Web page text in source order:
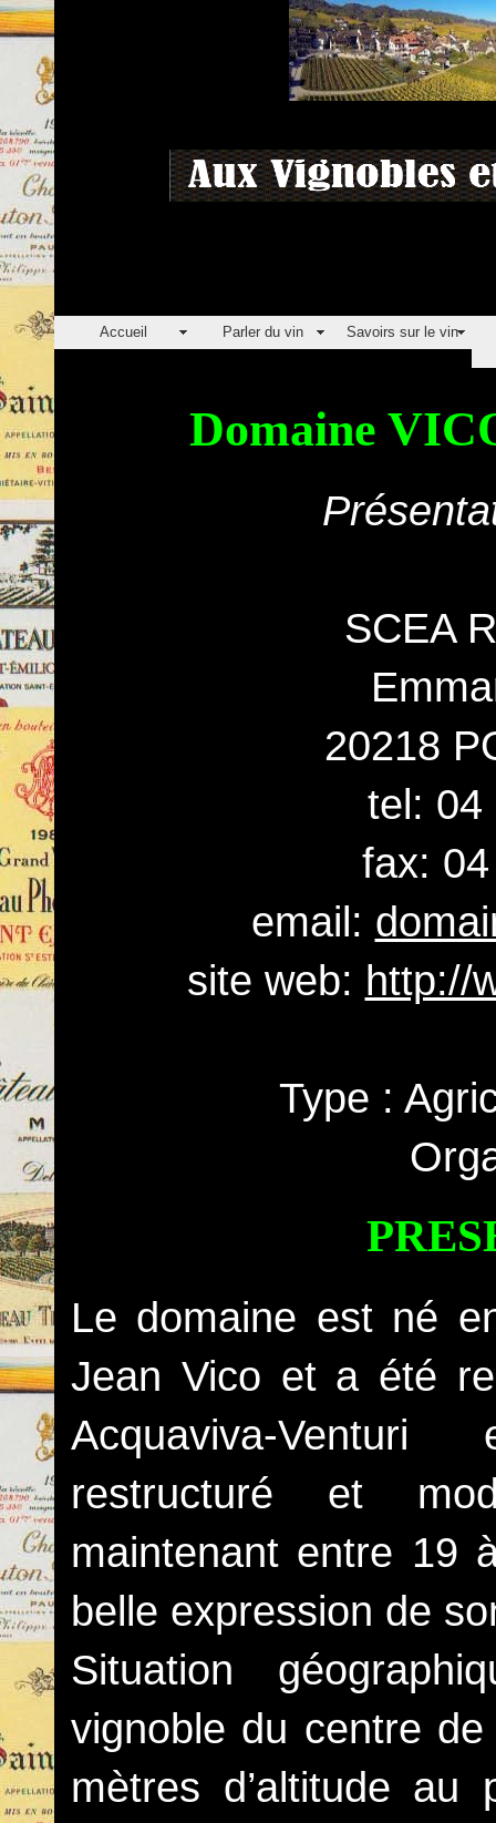
Accueil Parler du vin Savoirs sur le vin
Domaine
SCEA
20218
tel: 04
fax:
email:
site web: http://
Type :
Le domaine est né
Jean Vico et a été
Acquaviva-
restructuré et
maintenant entre 19
belle expression de
Situation
vignoble du centre
mètres d’altitude au